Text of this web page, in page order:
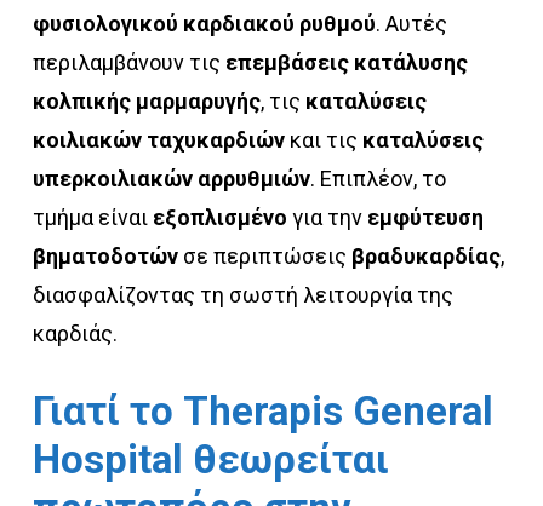
φυσιολογικού καρδιακού ρυθμού. Αυτές
περιλαμβάνουν τις επεμβάσεις κατάλυσης
κολπικής μαρμαρυγής, τις καταλύσεις
κοιλιακών ταχυκαρδιώνκαι τις καταλύσεις
υπερκοιλιακών αρρυθμιών. Επιπλέον, το
τμήμα είναι εξοπλισμένο για την εμφύτευση
βηματοδοτώνσε περιπτώσεις βραδυκαρδίας,
διασφαλίζοντας τη σωστή λειτουργία της
καρδιάς.
Γιατί το Therapis General
Hospital θεωρείται